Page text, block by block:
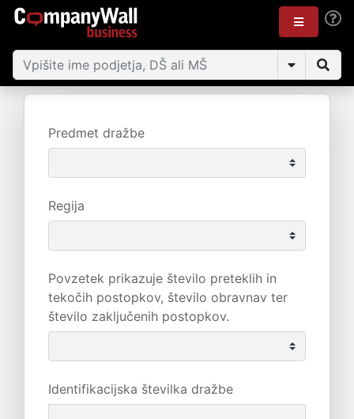
Predmet dražbe
Regija
Povzetek prikazuje število preteklih in
tekočih postopkov, število obravnav ter
število zaključenih postopkov.
Identifikacijska številka dražbe